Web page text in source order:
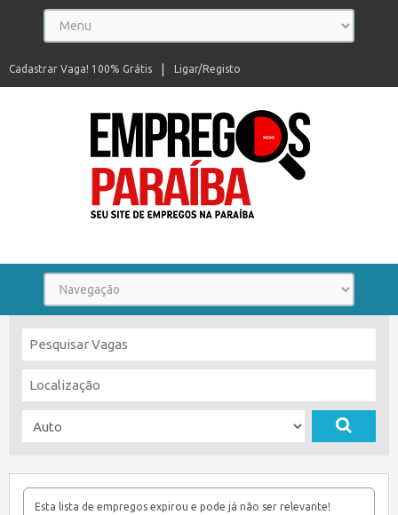
Ligar/Registo
Cadastrar Vaga! 100% Grátis
Esta lista de empregos expirou e pode já não ser relevante!